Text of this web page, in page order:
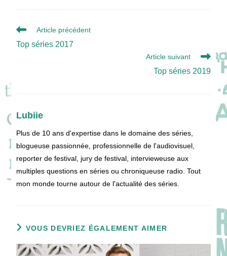
Read
articles
Article précédent
Top séries 2017
Article suivant
Top séries 2019
Lubiie
Plus de 10 ans d'expertise dans le domaine des séries,
blogueuse passionnée, professionnelle de l'audiovisuel,
reporter de festival, jury de festival, intervieweuse aux
multiples questions en séries ou chroniqueuse radio. Tout
mon monde tourne autour de l'actualité des séries.
VOUS DEVRIEZ ÉGALEMENT AIMER